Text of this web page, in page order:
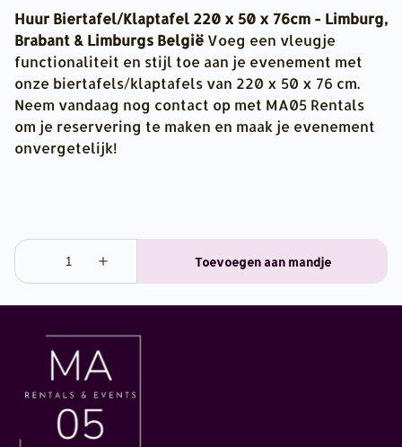
Huur Biertafel/Klaptafel 220 x 50 x 76cm - Limburg,
Brabant & Limburgs België Voeg een vleugje
functionaliteit en stijl toe aan je evenement met
onze biertafels/klaptafels van 220 x 50 x 76 cm.
Neem vandaag nog contact op met MA05 Rentals
om je reservering te maken en maak je evenement
onvergetelijk!